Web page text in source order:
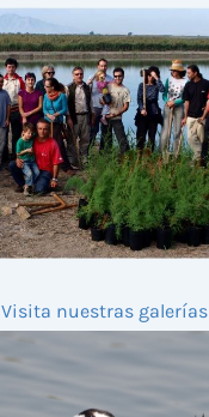
Visita nuestras galerías